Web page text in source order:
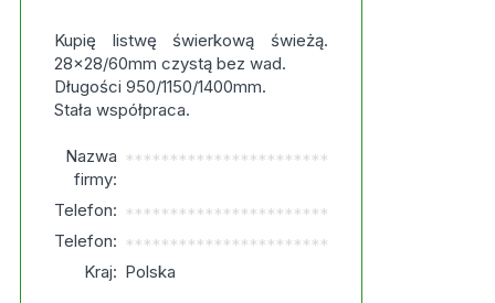
Kupię listwę świerkową świeżą.
28x28/60mm czystą bez wad.
Długości 950/1150/1400mm.
Stała współpraca.
Nazwa
firmy:
***********************
Telefon: ***********************
Telefon: ***********************
Kraj: Polska